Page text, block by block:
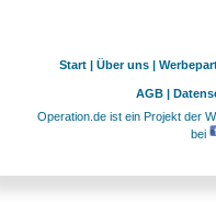
Start | Über uns |
AGB |
Operation.de ist ein Projekt der
bei